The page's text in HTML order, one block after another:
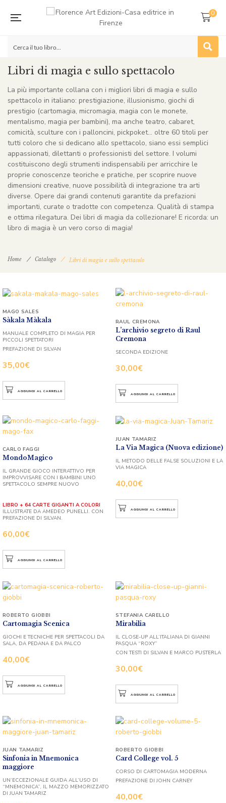
0
Libri di magia e sullo spettacolo
La più importante collana con i migliori libri di magia e sullo
spettacolo in italiano: prestigiazione, illusionismo, giochi di
prestigio (cartomagia, micromagia, magia con le monete,
mentalismo, magia per bambini), ma anche teatro, cabaret,
comicità, sculture con i palloncini, pickpoket… oltre 60 titoli per
tutti coloro che si dedicano allo spettacolo, siano essi semplici
appassionati, dilettanti o professionisti del settore. I volumi
costituiscono degli strumenti indispensabili per arricchire le
proprie conoscenze teoriche e pratiche, per scoprire nuove
dimensioni creative, nuove possibilità di integrazione tra arti
diverse. Opere dai grandi contenuti garantite da prefazioni
importanti, curate o tradotte con competenza. Qualità di stampa
e ottima rilegatura. Dei libri di magia da collezionare! E ricorda: un
libro di magia è un vero corso di magia!
Home Catalogo Libri di magia e sullo spettacolo
Sàkala Màkala
35,00€
MAGO SALES
MANUALE COMPLETO DI MAGIA PER
PICCOLI SPETTATORI
PREFAZIONE DI SILVAN
AGGIUNGI AL CARRELLO
L’archivio segreto di Raul
Cremona
30,00€
RAUL CREMONA
SECONDA EDIZIONE
AGGIUNGI AL CARRELLO
MondoMagico
60,00€
CARLO FAGGI
IL GRANDE GIOCO INTERATTIVO PER
IMPROVVISARE CON I BAMBINI UNO
SPETTACOLO SEMPRE NUOVO
LIBRO + 64 CARTE GIGANTI A COLORI
ILLUSTRATE DA AMEDEO PUNELLI. CON
PREFAZIONE DI SILVAN.
AGGIUNGI AL CARRELLO
La Via Magica (Nuova edizione)
40,00€
JUAN TAMARIZ
IL METODO DELLE FALSE SOLUZIONI E LA
VIA MAGICA
AGGIUNGI AL CARRELLO
Cartomagia Scenica
40,00€
ROBERTO GIOBBI
GIOCHI E TECNICHE PER SPETTACOLI DA
SALA, DA PEDANA E DA PALCO
AGGIUNGI AL CARRELLO
Mirabilia
30,00€
STEFANIA CARELLO
IL CLOSE-UP ALL’ITALIANA DI GIANNI
PASQUA “ROXY”
CON TESTI DI SILVAN E MARCO PUSTERLA
AGGIUNGI AL CARRELLO
Sinfonia in Mnemonica
maggiore
JUAN TAMARIZ
UN’ECCEZIONALE GUIDA ALL’USO DI
“MNEMONICA”, IL MAZZO MEMORIZZATO
DI JUAN TAMARIZ
Card College vol. 5
40,00€
ROBERTO GIOBBI
CORSO DI CARTOMAGIA MODERNA
PREFAZIONE DI JOHN CARNEY